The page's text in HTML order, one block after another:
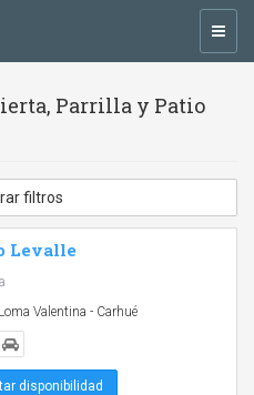
Parrilla y Patio
filtros
Levalle
Valentina - Carhué
disponibilidad